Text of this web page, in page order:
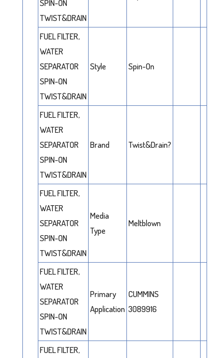
SPIN-ON
TWIST&DRAIN
FUEL FILTER,
WATER
SEPARATOR
SPIN-ON
TWIST&DRAIN
Style Spin-On
FUEL FILTER,
WATER
SEPARATOR
SPIN-ON
TWIST&DRAIN
Brand Twist&Drain?
FUEL FILTER,
WATER
SEPARATOR
SPIN-ON
TWIST&DRAIN
Media
Type
Meltblown
FUEL FILTER,
WATER
SEPARATOR
SPIN-ON
TWIST&DRAIN
Primary
Application
CUMMINS
3089916
FUEL FILTER,